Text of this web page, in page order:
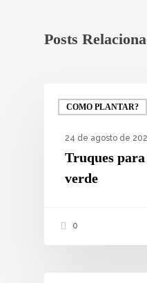
Posts
COMO PLANTAR?
24 de agosto de
Truques
verde
0